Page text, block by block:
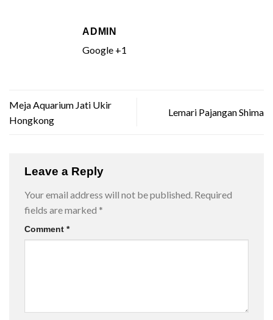
ADMIN
Google +1
Meja Aquarium Jati Ukir
Hongkong
Lemari Pajangan Shima
Leave a Reply
Your email address will not be published. Required
fields are marked *
Comment *